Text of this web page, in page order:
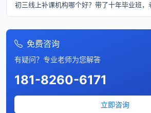
初三线上补课机构哪个好？带了十年毕业班，
免费咨询
有疑问？专业老师为您解答
181-8260-6171
立即咨询